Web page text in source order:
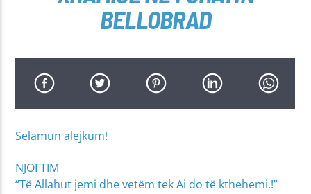
BELLOBRAD
Selamun alejkum!
NJOFTIM
“Të Allahut jemi dhe vetëm tek Ai do të kthehemi.!”